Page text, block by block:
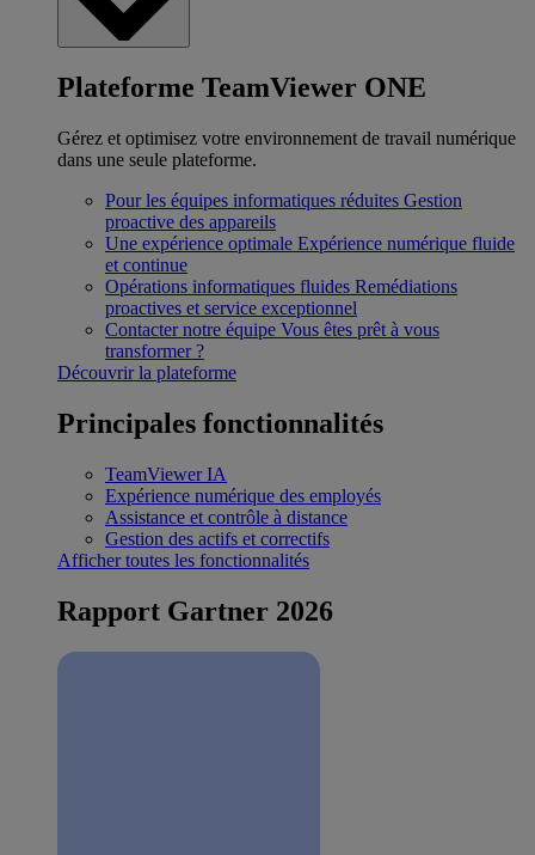
Plateforme TeamViewer ONE
Gérez et optimisez votre environnement de travail numérique
dans une seule plateforme.
Pour les équipes informatiques réduites Gestion
proactive des appareils
Une expérience optimale Expérience numérique fluide
et continue
Opérations informatiques fluides Remédiations
proactives et service exceptionnel
Contacter notre équipe Vous êtes prêt à vous
transformer ?
Découvrir la plateforme
Principales fonctionnalités
TeamViewer IA
Expérience numérique des employés
Assistance et contrôle à distance
Gestion des actifs et correctifs
Afficher toutes les fonctionnalités
Rapport Gartner 2026